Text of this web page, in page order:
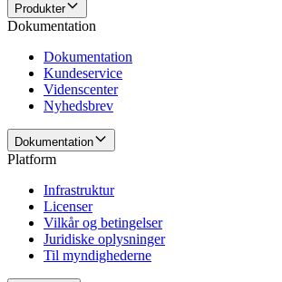
Produkter
Dokumentation
Dokumentation
Kundeservice
Videnscenter
Nyhedsbrev
Dokumentation
Platform
Infrastruktur
Licenser
Vilkår og betingelser
Juridiske oplysninger
Til myndighederne